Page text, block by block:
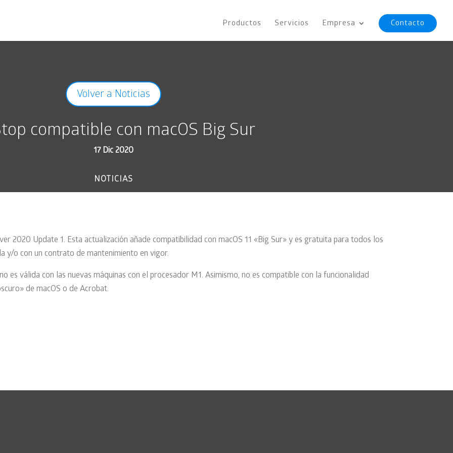
Productos Servicios Empresa Contacto
Volver a Noticias
compatible con macOS Big Sur
17 Dic 2020
NOTICIAS
2020 Update 1. Esta actualización añade compatibilidad con macOS 11 «Big Sur» y es gratuita para todos los
y/o con un contrato de mantenimiento en vigor.
es válida con las nuevas máquinas con el procesador M1. Asimismo, no es compatible con la funcionalidad
de macOS o de Acrobat.